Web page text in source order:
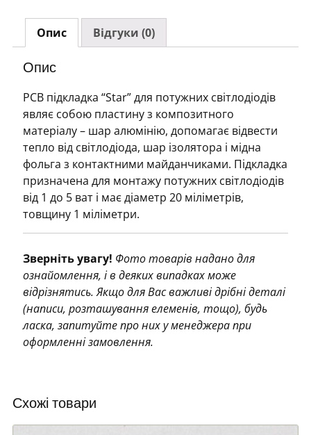
кількістьОпис Відгуки (0)
Опис
PCB підкладка “Star” для потужних світлодіодів
являє собою пластину з композитного
матеріалу – шар алюмінію, допомагає відвести
тепло від світлодіода, шар ізолятора і мідна
фольга з контактними майданчиками. Підкладка
призначена для монтажу потужних світлодіодів
від 1 до 5 ват і має діаметр 20 міліметрів,
товщину 1 міліметри.
Зверніть увагу! Фото товарів надано для
ознайомлення, і в деяких випадках може
відрізнятись. Якщо для Вас важливі дрібні деталі
(написи, розташування елеменів, тощо), будь
ласка, запитуйте про них у менеджера при
оформленні замовлення.
Схожі товари